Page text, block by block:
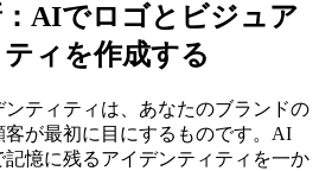
AIでロゴとビジュア
ィを作成する
ンティティは、あなたのブランドの
が最初に目にするものです。AI
憶に残るアイデンティティを一か